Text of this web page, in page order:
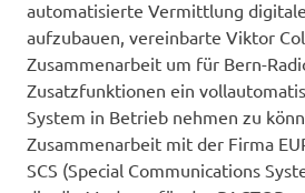
automatisierte Vermittlung
aufzubauen, vereinbarte Viktor
Zusammenarbeit um für Bern-
Zusatzfunktionen ein
System in Betrieb nehmen zu
Zusammenarbeit mit der Firma
SCS (Special Communications